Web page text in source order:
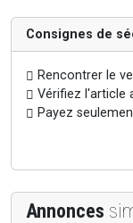
Consignes de
Rencontrer le
Vérifiez l'article
Payez
Annonces